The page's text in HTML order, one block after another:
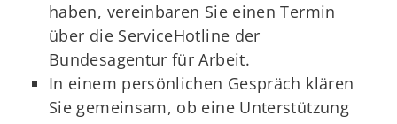
haben, vereinbaren Sie einen Termin
über die ServiceHotline der
Bundesagentur für Arbeit.
In einem persönlichen Gespräch klären
Sie gemeinsam, ob eine Unterstützung